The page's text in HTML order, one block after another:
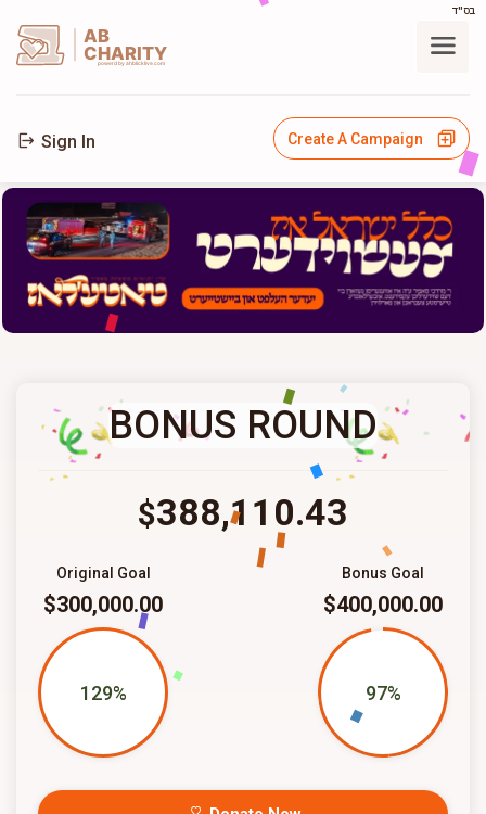
בס"ד
AB
CHARITY
powerd by ahblicklive.com
Sign In Create A Campaign
BONUS ROUND
$388,110.43
Bonus Goal
$400,000.00
97%
Original Goal
$300,000.00
129%